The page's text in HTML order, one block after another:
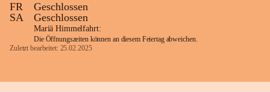
FR
Geschlossen
SA
Geschlossen
Mariä Himmelfahrt:
Die Öffnungszeiten können an diesem Feiertag abweichen.
Zuletzt bearbeitet: 25.02.2025